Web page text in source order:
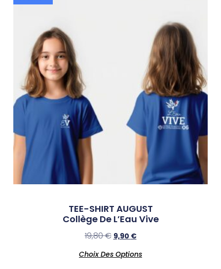
TEE-SHIRT AUGUST
Collège De L’Eau Vive
19,80€ 9,90 €
Choix Des Options